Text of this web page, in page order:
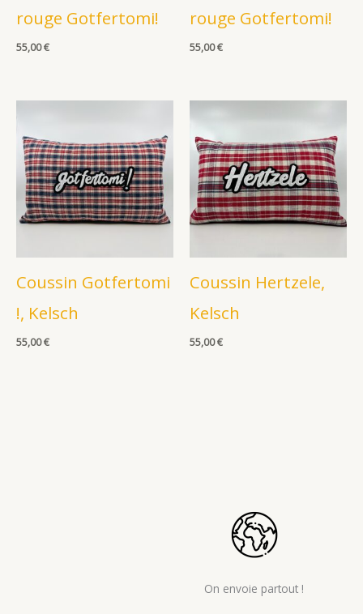
rouge Gotfertomi!
55,00€
rouge Gotfertomi!
55,00€
Coussin Gotfertomi
!, Kelsch
55,00€
Coussin Hertzele,
Kelsch
55,00€
On envoie partout !